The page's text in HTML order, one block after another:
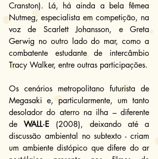
Cranston). Lá, há ainda a bela fêmea
Nutmeg, especialista em competição, na
voz de Scarlett Johansson, e Greta
Gerwig no outro lado do mar, como a
combatente estudante de intercâmbio
Tracy Walker, entre outras participações.
Os cenários metropolitano futurista de
Megasaki e, particularmente, um tanto
desolador do aterro na ilha – diferente
de WALL·E (2008), deixando até a
discussão ambiental no subtexto - criam
um ambiente distópico que difere do ar